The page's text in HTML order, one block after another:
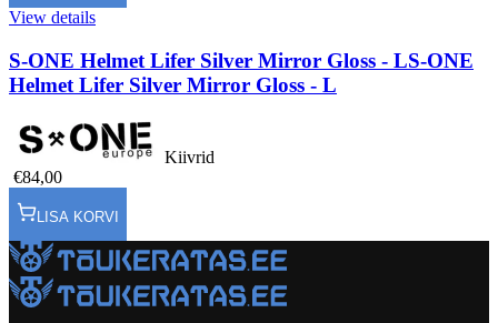
View details
S-ONE Helmet Lifer Silver Mirror Gloss - LS-ONE
Helmet Lifer Silver Mirror Gloss - L
Kiivrid
€84,00
LISA KORVI